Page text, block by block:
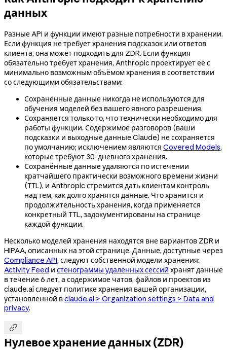
данных
Разные API и функции имеют разные потребности в хранении.
Если функция не требует хранения подсказок или ответов
клиента, она может подходить для ZDR. Если функция
обязательно требует хранения, Anthropic проектирует её с
минимально возможным объёмом хранения в соответствии
со следующими обязательствами:
Сохранённые данные никогда не используются для
обучения моделей без вашего явного разрешения.
Сохраняется только то, что технически необходимо для
работы функции. Содержимое разговоров (ваши
подсказки и выходные данные Claude) не сохраняется
по умолчанию; исключением являются Covered Models,
которые требуют 30-дневного хранения.
Сохранённые данные удаляются по истечении
кратчайшего практически возможного времени жизни
(TTL), и Anthropic стремится дать клиентам контроль
над тем, как долго хранятся данные. Что хранится и
продолжительность хранения, когда применяется
конкретный TTL, задокументированы на странице
каждой функции.
Несколько моделей хранения находятся вне вариантов ZDR и
HIPAA, описанных на этой странице. Данные, доступные через
Compliance API, следуют собственной модели хранения:
Activity Feed и стенограммы удалённых сессий хранят данные
в течение 6 лет, а содержимое чатов, файлов и проектов из
claude.ai следует политике хранения вашей организации,
установленной вclaude.ai > Organization settings > Data and
privacy.

Нулевое хранение данных (ZDR)